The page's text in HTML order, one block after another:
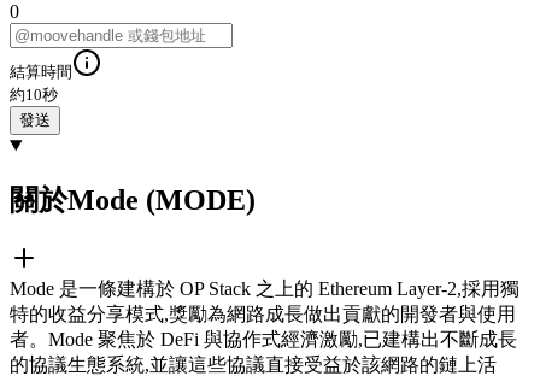
0
結算時間
約10秒
發送
關於Mode (MODE)
Mode 是一條建構於 OP Stack 之上的 Ethereum Layer-2,採用獨
特的收益分享模式,獎勵為網路成長做出貢獻的開發者與使用
者。Mode 聚焦於 DeFi 與協作式經濟激勵,已建構出不斷成長
的協議生態系統,並讓這些協議直接受益於該網路的鏈上活